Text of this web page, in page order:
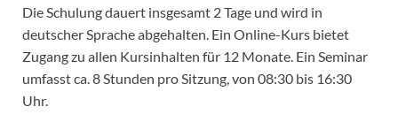
Die Schulung dauert insgesamt 2 Tage und wird in
deutscher Sprache abgehalten. Ein Online-Kurs bietet
Zugang zu allen Kursinhalten für 12 Monate. Ein Seminar
umfasst ca. 8 Stunden pro Sitzung, von 08:30 bis 16:30
Uhr.